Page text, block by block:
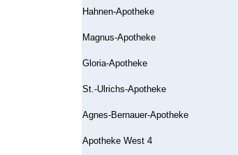
Hahnen-Apotheke
Magnus-Apotheke
Gloria-Apotheke
St.-Ulrichs-Apotheke
Agnes-Bernauer-Apotheke
Apotheke West 4